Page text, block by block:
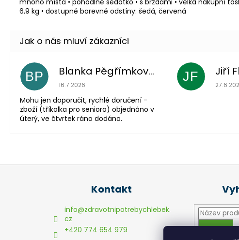
mnoho místa • pohodlné sedátko • s brzdami • velká nákupní
6,9 kg • dostupné barevné odstíny: šedá, červená
BP Blanka Pěgřímková
Hodnocení obchodu je 5 z 5 hvězdiček.
16.7.2026
Mohu jen doporučit, rychlé doručení -
zboží (tříkolka pro seniora) objednáno v
úterý, ve čtvrtek ráno dodáno.
JF Jiří
Z
Kontakt
info@zdravotnipotrebychlebek.
cz
+420 774 654 979